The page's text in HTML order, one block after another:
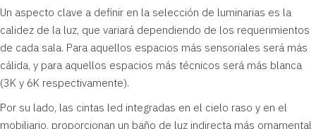
Un aspecto clave a definir en la selección de luminarias es la
calidez de la luz, que variará dependiendo de los requerimientos
de cada sala. Para aquellos espacios más sensoriales será más
cálida, y para aquellos espacios más técnicos será más blanca
(3K y 6K respectivamente).
Por su lado, las cintas led integradas en el cielo raso y en el
mobiliario, proporcionan un baño de luz indirecta más ornamental